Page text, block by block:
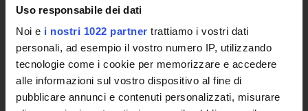
Uso responsabile dei dati
Noi e i nostri 1022 partner trattiamo i vostri dati
personali, ad esempio il vostro numero IP, utilizzando
tecnologie come i cookie per memorizzare e accedere
alle informazioni sul vostro dispositivo al fine di
pubblicare annunci e contenuti personalizzati, misurare
Institutional websites and interacademic projects
Access to the Database of the Online Student Services
Certified E-mail
Rector Inbox
TEACHING